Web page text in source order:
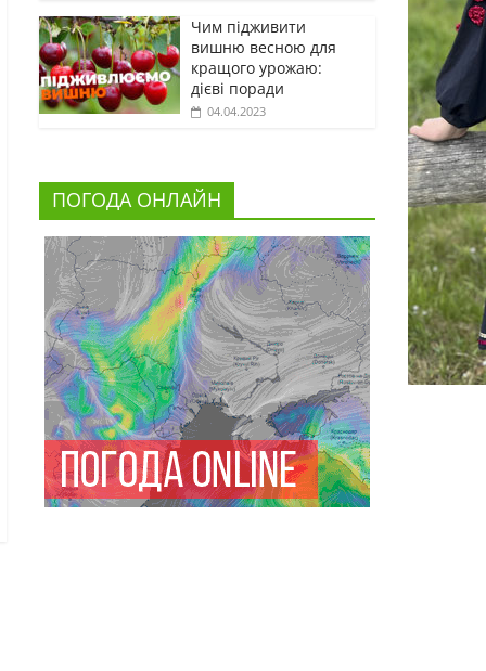
Чим підживити
вишню весною для
кращого урожаю:
дієві поради
04.04.2023
ПОГОДА ОНЛАЙН